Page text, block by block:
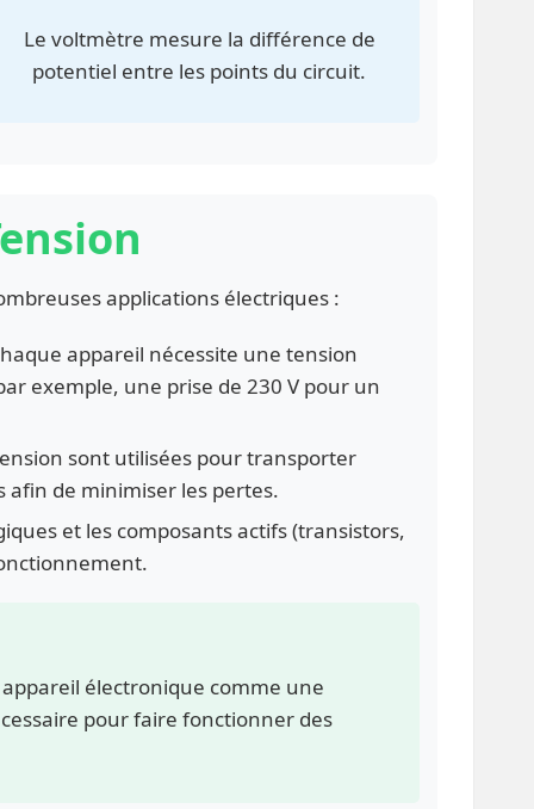
Le voltmètre mesure la différence de
potentiel entre les points du circuit.
applications électriques :
appareil nécessite une tension
exemple, une prise de 230 V pour un
sont utilisées pour transporter
afin de minimiser les pertes.
et les composants actifs (transistors,
électronique comme une
pour faire fonctionner des